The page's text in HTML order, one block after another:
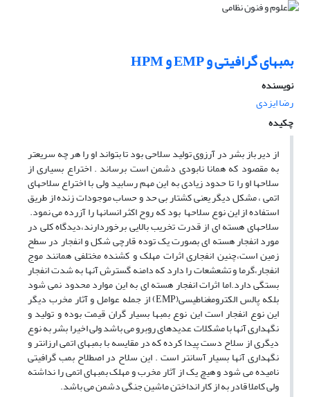
بمبهای گرافیتی و EMP و HPM
نویسنده
رضا ایزدی
چکیده
از دیر باز بشر در آرزوی تولید سلاحی بود تا بتواند او را هر چه سریعتر
به مقصود که همانا نابودی دشمن است برساند . اختراع بسیاری از
سلاحها او را تا حدود زیادی به این مهم رسابید ولی با اختراع سلاحهای
اتمی ، مشکل دیگر یعنی کشتار بی حد و حساب موجودات زنده از طریق
استفاده از این نوع سلاحها بود که روح اکثر انسانها را آزرده می نمود.
سلاحهای هسته ای از قدرت تخریب بالایی برخوردارند،دیدگاه کلی در
مورد انفجار هسته ای بصورت یک توده قارچی شکل و انفجار در سطح
زمین است،چنین انفجاری اثرات مهلک و کشنده مختلفی همانند موج
انفجار،گرما و تشعشعات را دارد که دامنه گسترش آنها به شدت انفجار
بستگی دارد.اما اثرات انفجار هسته ای به این موارد محدود نمی شود
بلکه پالس الکترومغناطیسی(EMP) از جمله عوامل و آثار مخرب دیگر
این نوع انفجار است این نوع بمبها بسیار گران قیمت بوده و تولید و
نگهداری آنها با مشکلات عدیدهای روبرو می باشد ولی اخیرا بشر به نوع
دیگری از سلاح دست پیدا کرده که در مقایسه با بمبهای اتمی ارزانتر و
نگهداری آنها بسیار آسانتر است . این سلاح در اصطلاح بمب گرافیتی
نامیده می شود و هیچ یک از آثار مخرب و مهلک بمبهای اتمی را نداشته
ولی کاملا قادر به از کار انداختن ماشین جنگی دشمن می باشد.